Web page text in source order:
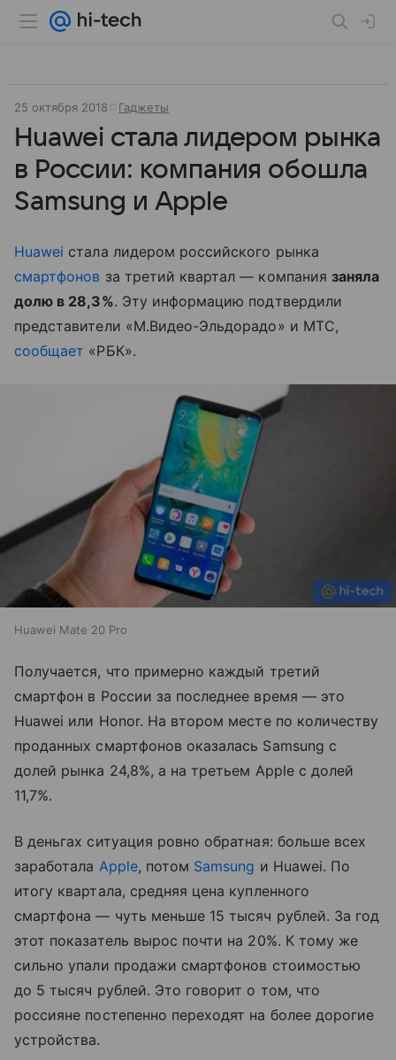
25 октября 2018 Гаджеты
Huawei стала лидером рынка
в России: компания обошла
Samsung и Apple
Huawei стала лидером российского рынка
смартфонов за третий квартал — компания заняла
долю в 28,3%. Эту информацию подтвердили
представители «М.Видео-Эльдорадо» и МТС,
сообщает «РБК».
Huawei Mate 20 Pro
Получается, что примерно каждый третий
смартфон в России за последнее время — это
Huawei или Honor. На втором месте по количеству
проданных смартфонов оказалась Samsung с
долей рынка 24,8%, а на третьем Apple с долей
11,7%.
В деньгах ситуация ровно обратная: больше всех
заработала Apple, потом Samsung и Huawei. По
итогу квартала, средняя цена купленного
смартфона — чуть меньше 15 тысяч рублей. За год
этот показатель вырос почти на 20%. К тому же
сильно упали продажи смартфонов стоимостью
до 5 тысяч рублей. Это говорит о том, что
россияне постепенно переходят на более дорогие
устройства.